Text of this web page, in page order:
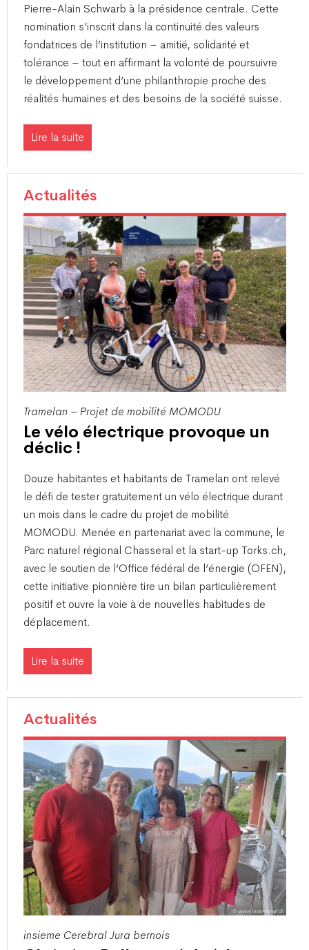
Pierre-Alain Schwarb à la présidence centrale. Cette
nomination s’inscrit dans la continuité des valeurs
fondatrices de l’institution – amitié, solidarité et
tolérance – tout en affirmant la volonté de poursuivre
le développement d’une philanthropie proche des
réalités humaines et des besoins de la société suisse.
Lire la suite
Actualités
Tramelan – Projet de mobilité MOMODU
Le vélo électrique provoque un
déclic !
​Douze habitantes et habitants de Tramelan ont relevé
le défi de tester gratuitement un vélo électrique durant
un mois dans le cadre du projet de mobilité
MOMODU. Menée en partenariat avec la commune, le
Parc naturel régional Chasseral et la start-up Torks.ch,
avec le soutien de l’Office fédéral de l’énergie (OFEN),
cette initiative pionnière tire un bilan particulièrement
positif et ouvre la voie à de nouvelles habitudes de
déplacement.
Lire la suite
Actualités
insieme Cerebral Jura bernois